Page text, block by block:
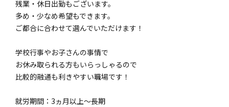
残業・休日出勤もございます。
多め・少なめ希望もできます。
ご都合に合わせて選んでいただけます！
学校行事やお子さんの事情で
お休み取られる方もいらっしゃるので
比較的融通も利きやすい職場です！
就労期間：3ヵ月以上～長期